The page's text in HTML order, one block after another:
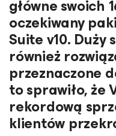
główne swoich
oczekiwany
Suite v10. Duży
również
przeznaczone
to sprawiło, że
rekordową
klientów